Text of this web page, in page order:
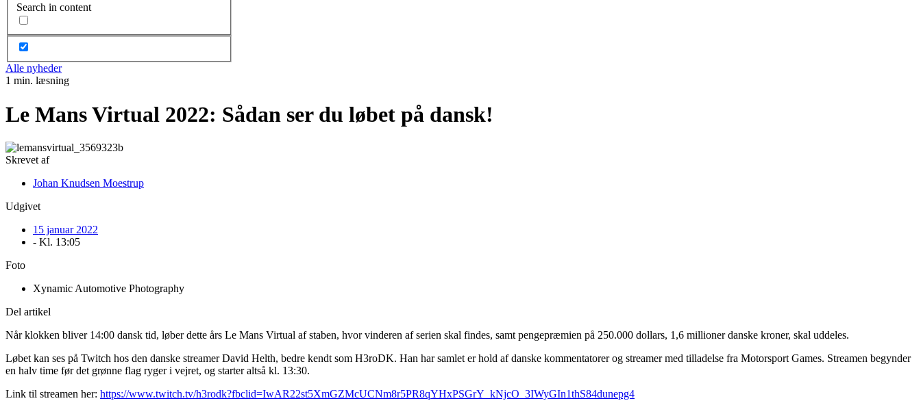
Search in content
Alle nyheder
1 min. læsning
Le Mans Virtual 2022: Sådan ser du løbet på dansk!
Skrevet af
Johan Knudsen Moestrup
Udgivet
15 januar 2022
- Kl. 13:05
Foto
Xynamic Automotive Photography
Del artikel
Når klokken bliver 14:00 dansk tid, løber dette års Le Mans Virtual af staben, hvor vinderen af serien skal findes, samt pengepræmien på 250.000 dollars, 1,6 millioner danske kroner, skal uddeles.
Løbet kan ses på Twitch hos den danske streamer David Helth, bedre kendt som H3roDK. Han har samlet er hold af danske kommentatorer og streamer med tilladelse fra Motorsport Games. Streamen begynder
en halv time før det grønne flag ryger i vejret, og starter altså kl. 13:30.
Link til streamen her: https://www.twitch.tv/h3rodk?fbclid=IwAR22st5XmGZMcUCNm8r5PR8qYHxPSGrY_kNjcO_3IWyGIn1thS84dunepg4